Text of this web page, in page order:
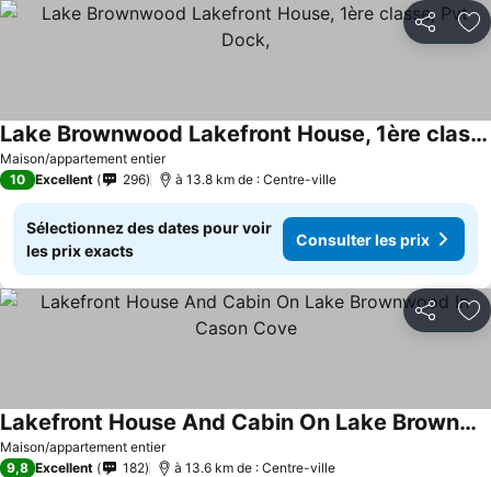
Partager
Maison/appartement entier
Lake Brownwood Lakefront House, 1ère classe, Pvt Dock,
10 Excellent 296 à 13.8 km de : Centre-ville
Sélectionnez des dates pour voir
les prix exacts
Consulter les prix
Partager
Maison/appartement entier
Lakefront House And Cabin On Lake Brownwood In Cason Cove
9,8 Excellent 182 à 13.6 km de : Centre-ville